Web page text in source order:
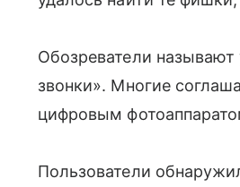
Обозреватели
звонки». Многие
цифровым
Пользователи